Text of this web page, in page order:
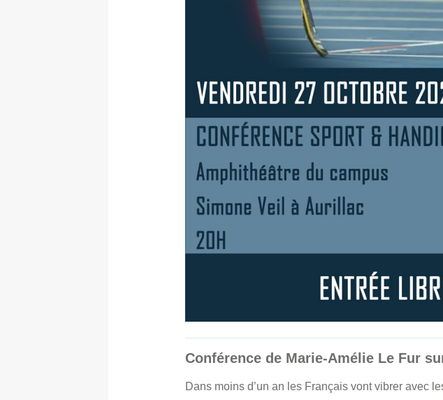
Conférence de Marie-Amélie Le Fur
Dans moins d’un an les Français vont vibrer avec